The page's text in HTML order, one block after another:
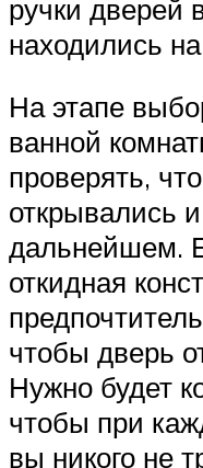
ручки дверей
находились
На этапе
ванной
проверять,
открывались
дальнейшем.
откидная
чтобы дверь
Нужно будет
чтобы при
вы никого не